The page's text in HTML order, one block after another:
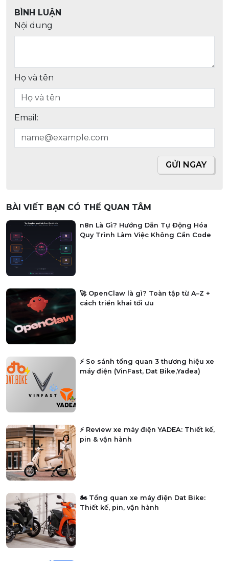
BÌNH LUẬN
Nội dung
Họ và tên
Email:
GỬI NGAY
BÀI VIẾT BẠN CÓ THỂ QUAN TÂM
n8n Là Gì? Hướng Dẫn Tự Động Hóa
Quy Trình Làm Việc Không Cần Code
🚀 OpenClaw là gì? Toàn tập từ A–Z +
cách triển khai tối ưu
⚡ So sánh tổng quan 3 thương hiệu xe
máy điện (VinFast, Dat Bike,Yadea)
⚡ Review xe máy điện YADEA: Thiết kế,
pin & vận hành
🏍️ Tổng quan xe máy điện Dat Bike:
Thiết kế, pin, vận hành